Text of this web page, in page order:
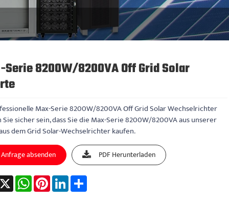
Serie 8200W/8200VA Off Grid Solar
Max-Serie 8200W/8200VA Off Grid Solar Wechselrichter
Sie sicher sein, dass Sie die Max-Serie 8200W/8200VA aus unserer
dem Grid Solar-Wechselrichter kaufen.
Anfrage absenden PDF Herunterladen
X WhatsAppPinterestLinkedInShare